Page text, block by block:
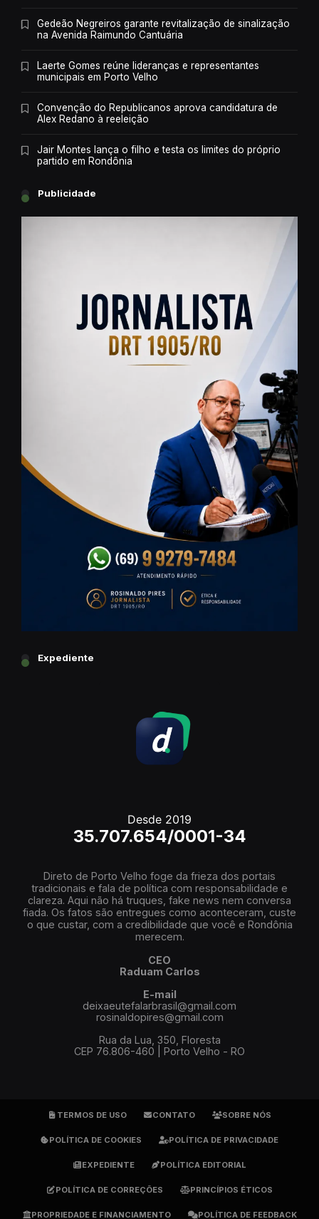
Gedeão Negreiros garante revitalização de sinalização
na Avenida Raimundo Cantuária
Laerte Gomes reúne lideranças e representantes
municipais em Porto Velho
Convenção do Republicanos aprova candidatura de
Alex Redano à reeleição
Jair Montes lança o filho e testa os limites do próprio
partido em Rondônia
Publicidade
Expediente
Desde 2019
35.707.654/0001-34
Direto de Porto Velho foge da frieza dos portais
tradicionais e fala de política com responsabilidade e
clareza. Aqui não há truques, fake news nem conversa
fiada. Os fatos são entregues como aconteceram, custe
o que custar, com a credibilidade que você e Rondônia
merecem.
CEO
Raduam Carlos
E-mail
deixaeutefalarbrasil@gmail.com
rosinaldopires@gmail.com
Rua da Lua, 350, Floresta
CEP 76.806-460 | Porto Velho - RO
TERMOS DE USO CONTATO SOBRE NÓS
POLÍTICA DE COOKIES POLÍTICA DE PRIVACIDADE
EXPEDIENTE POLÍTICA EDITORIAL
POLÍTICA DE CORREÇÕES PRINCÍPIOS ÉTICOS
PROPRIEDADE E FINANCIAMENTO POLÍTICA DE FEEDBACK